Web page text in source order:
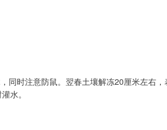
同时注意防鼠。翌春土壤解冻20厘米左右
水。